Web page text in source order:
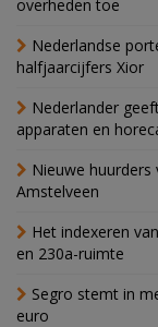
overheden toe
Nederlandse
halfjaarcijfers Xior
Nederlander
apparaten en
Nieuwe
Amstelveen
Het indexeren
en 230a-ruimte
Segro stemt in
euro